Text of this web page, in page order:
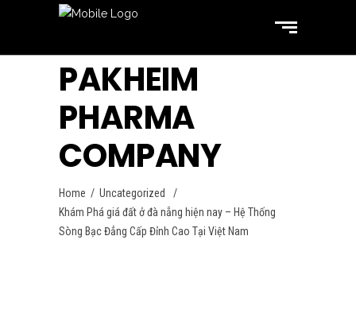
PAKHEIM
PHARMA
COMPANY
Home / Uncategorized
/
Khám Phá giá đất ở đà nẵng hiện nay – Hệ Thống
Sòng Bạc Đẳng Cấp Đỉnh Cao Tại Việt Nam